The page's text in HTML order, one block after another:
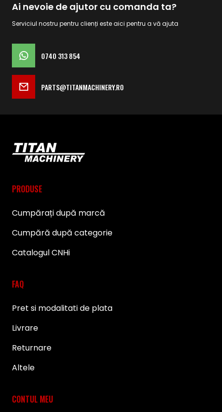
Ai nevoie de ajutor cu comanda ta?
Serviciul nostru pentru clienți este aici pentru a vă ajuta
0740 313 854
PARTS@TITANMACHINERY.RO
PRODUSE
Cumpărați după marcă
Cumpără după categorie
Catalogul CNHi
FAQ
Pret si modalitati de plata
Livrare
Returnare
Altele
CONTUL MEU